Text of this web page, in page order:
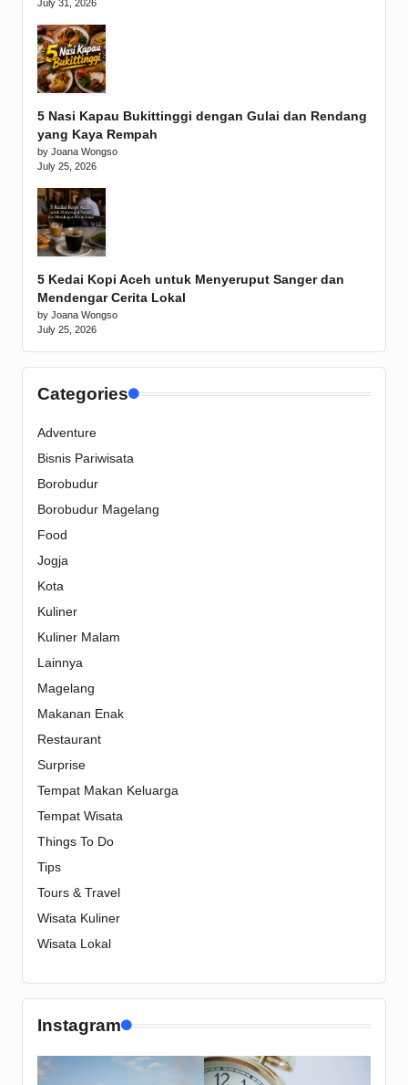
July 31, 2026
5 Nasi Kapau Bukittinggi dengan Gulai dan Rendang
yang Kaya Rempah
by Joana Wongso
July 25, 2026
5 Kedai Kopi Aceh untuk Menyeruput Sanger dan
Mendengar Cerita Lokal
by Joana Wongso
July 25, 2026
Categories
Adventure
Bisnis Pariwisata
Borobudur
Borobudur Magelang
Food
Jogja
Kota
Kuliner
Kuliner Malam
Lainnya
Magelang
Makanan Enak
Restaurant
Surprise
Tempat Makan Keluarga
Tempat Wisata
Things To Do
Tips
Tours & Travel
Wisata Kuliner
Wisata Lokal
Instagram